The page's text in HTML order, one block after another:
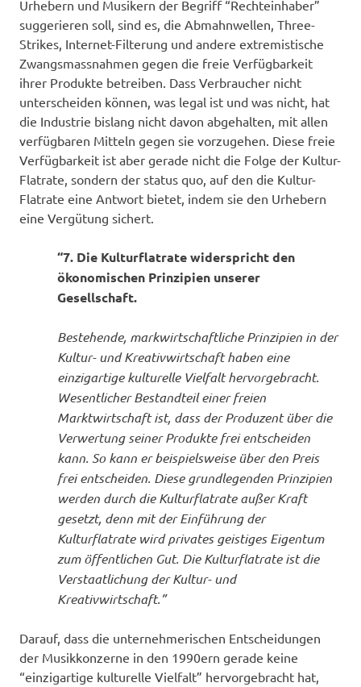
Urhebern und Musikern der Begriff “Rechteinhaber”
suggerieren soll, sind es, die Abmahnwellen, Three-
Strikes, Internet-Filterung und andere extremistische
Zwangsmassnahmen gegen die freie Verfügbarkeit
ihrer Produkte betreiben. Dass Verbraucher nicht
unterscheiden können, was legal ist und was nicht, hat
die Industrie bislang nicht davon abgehalten, mit allen
verfügbaren Mitteln gegen sie vorzugehen. Diese freie
Verfügbarkeit ist aber gerade nicht die Folge der Kultur-
Flatrate, sondern der status quo, auf den die Kultur-
Flatrate eine Antwort bietet, indem sie den Urhebern
eine Vergütung sichert.
“7. Die Kulturflatrate widerspricht den
ökonomischen Prinzipien unserer
Gesellschaft.
Bestehende, markwirtschaftliche Prinzipien in der
Kultur- und Kreativwirtschaft haben eine
einzigartige kulturelle Vielfalt hervorgebracht.
Wesentlicher Bestandteil einer freien
Marktwirtschaft ist, dass der Produzent über die
Verwertung seiner Produkte frei entscheiden
kann. So kann er beispielsweise über den Preis
frei entscheiden. Diese grundlegenden Prinzipien
werden durch die Kulturflatrate außer Kraft
gesetzt, denn mit der Einführung der
Kulturflatrate wird privates geistiges Eigentum
zum öffentlichen Gut. Die Kulturflatrate ist die
Verstaatlichung der Kultur- und
Kreativwirtschaft.”
Darauf, dass die unternehmerischen Entscheidungen
der Musikkonzerne in den 1990ern gerade keine
“einzigartige kulturelle Vielfalt” hervorgebracht hat,